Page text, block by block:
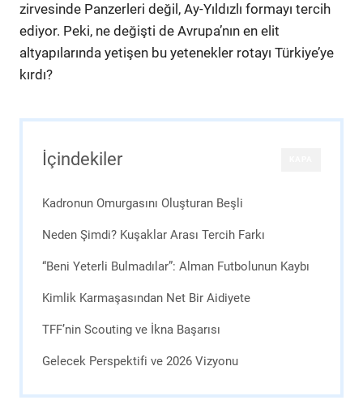
zirvesinde Panzerleri değil, Ay-Yıldızlı formayı tercih
ediyor. Peki, ne değişti de Avrupa’nın en elit
altyapılarında yetişen bu yetenekler rotayı Türkiye’ye
kırdı?
İçindekiler
Kadronun Omurgasını Oluşturan Beşli
Neden Şimdi? Kuşaklar Arası Tercih Farkı
“Beni Yeterli Bulmadılar”: Alman Futbolunun Kaybı
Kimlik Karmaşasından Net Bir Aidiyete
TFF’nin Scouting ve İkna Başarısı
Gelecek Perspektifi ve 2026 Vizyonu